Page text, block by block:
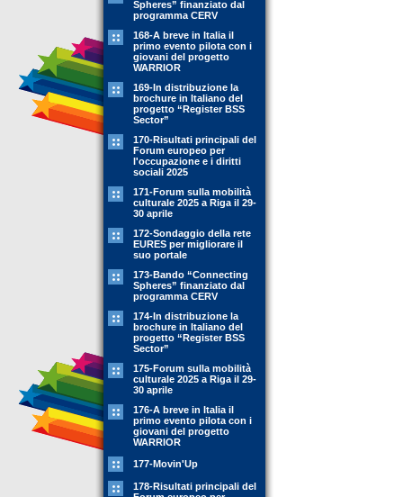
Spheres” finanziato dal
programma CERV
168-A breve in Italia il
primo evento pilota con i
giovani del progetto
WARRIOR
169-In distribuzione la
brochure in Italiano del
progetto “Register BSS
Sector”
170-Risultati principali del
Forum europeo per
l'occupazione e i diritti
sociali 2025
171-Forum sulla mobilità
culturale 2025 a Riga il 29-
30 aprile
172-Sondaggio della rete
EURES per migliorare il
suo portale
173-Bando “Connecting
Spheres” finanziato dal
programma CERV
174-In distribuzione la
brochure in Italiano del
progetto “Register BSS
Sector”
175-Forum sulla mobilità
culturale 2025 a Riga il 29-
30 aprile
176-A breve in Italia il
primo evento pilota con i
giovani del progetto
WARRIOR
177-Movin'Up
178-Risultati principali del